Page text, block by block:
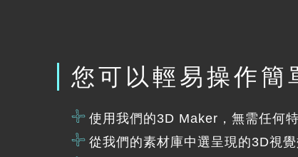
您可以輕易操作
使用我們的3D Maker，無需任何
從我們的素材庫中選呈現的3D視